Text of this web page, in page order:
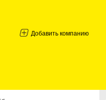
Добавить компанию
АДЖАРИЯ